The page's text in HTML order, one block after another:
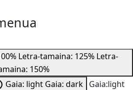
Letra-tamaina: 125% Letra-
150%
Gaia: light Gaia: dark Gaia:light